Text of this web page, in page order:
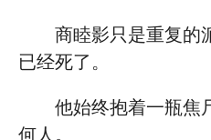
商睦影只是重复的
已经死了。
他始终抱着一瓶焦
何人。